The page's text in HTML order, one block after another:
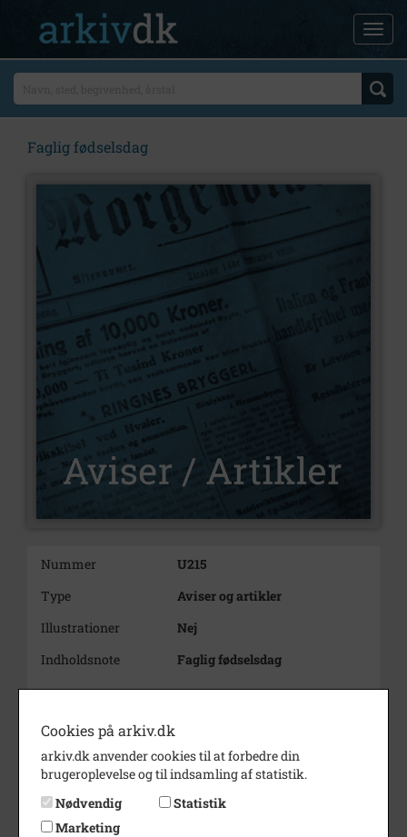
Faglig fødselsdag
Nummer
U215
Type
Aviser og artikler
Illustrationer
Nej
Indholdsnote
Faglig fødselsdag
Cookies på arkiv.dk
arkiv.dk anvender cookies til at forbedre din
brugeroplevelse og til indsamling af statistik.
Nødvendig
Statistik
Marketing